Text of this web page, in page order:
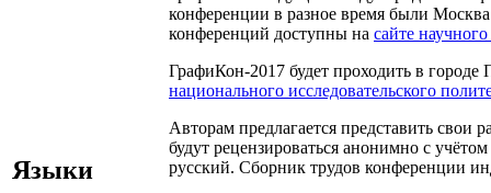
Языки
конференции в разное время были
конференций доступны на сайте
ГрафиКон-2017 будет проходить в городе
национального исследовательского
Авторам предлагается представить
будут рецензироваться анонимно с
русский. Сборник трудов конференции